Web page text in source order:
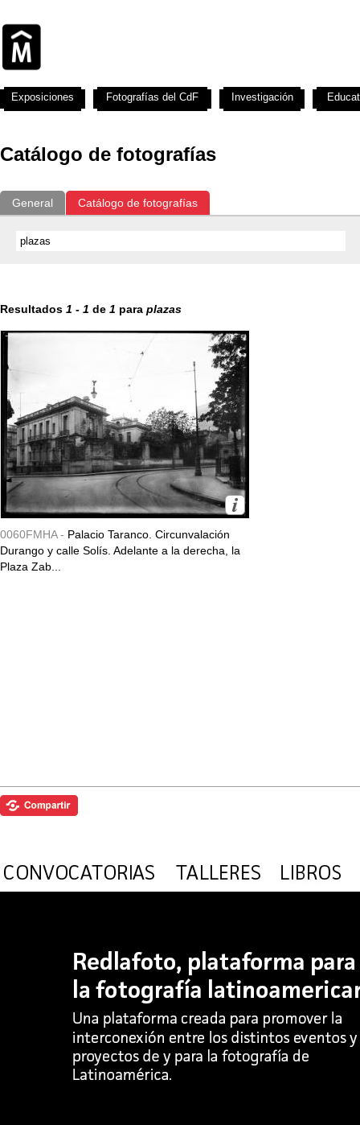
Catálogo de fotografías
General Catálogo de fotografías
Resultados 1 - 1 de 1 para plazas
0060FMHA - Palacio Taranco. Circunvalación
Durango y calle Solís. Adelante a la derecha, la
Plaza Zab...
Exposiciones Fotografías del CdF Investigación